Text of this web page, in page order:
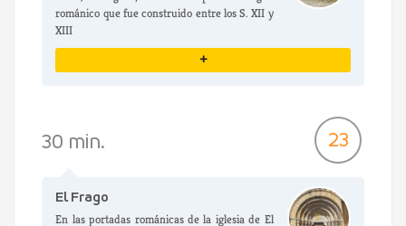
románico que fue construido entre los S. XII y
XIII
+
30 min. 23
El Frago
En las portadas románicas de la iglesia de El